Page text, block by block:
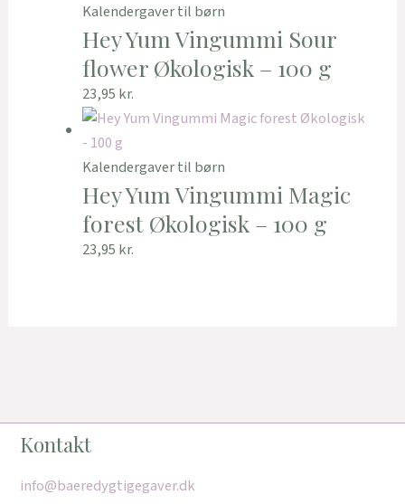
Kalendergaver til børn
Hey Yum Vingummi Sour
flower Økologisk – 100 g
23,95 kr.
Kalendergaver til børn
Hey Yum Vingummi Magic
forest Økologisk – 100 g
23,95 kr.
Kontakt
info@baeredygtigegaver.dk